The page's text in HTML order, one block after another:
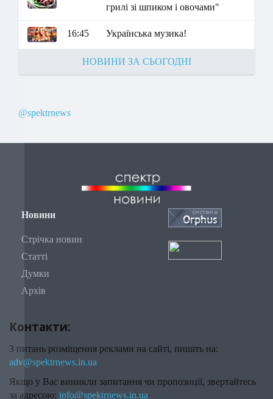
грилі зі шпиком і овочами"
16:45 Українська музика!
НОВИНИ ЗА СЬОГОДНІ
@spektrnews
Новини
Стрічка новин
Статті
Думки
Архів
Контакти:
З питань розміщення реклами на сайті, пишіть на:
adv@spektrnews.in.ua
Якщо у Вас виникли запитання чи пропозиції, звертайтесь
за адресою: info@spektrnews.in.ua